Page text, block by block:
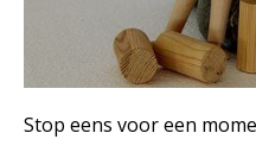
Stop eens voor een